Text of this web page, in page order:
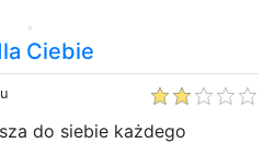
Ciebie
do siebie każdego